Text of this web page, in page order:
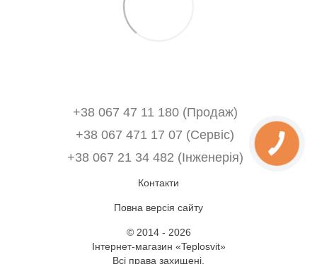
+38 067 47 11 180 (Продаж)
+38 067 471 17 07 (Сервіс)
‎+38 067 21 34 482 (Інженерія)
Контакти
Повна версія сайту
© 2014 - 2026
Інтернет-магазин «Teplosvit»
Всі права захищені.